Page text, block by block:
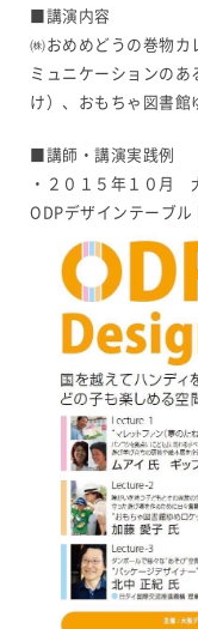
■講演内容
㈱おめめどうの巻物
ミュニケーションの
け）、おもちゃ図書
■講師・講演実践例
・２０１５年１０月
ODPデザインテーブル